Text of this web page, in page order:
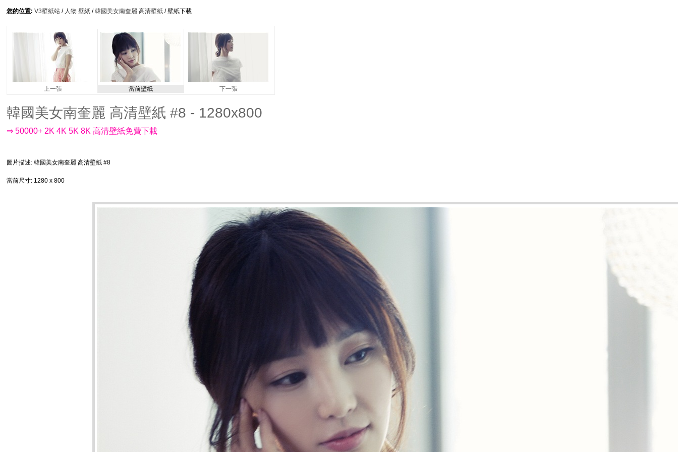
您的位置: V3壁紙站 / 人物 壁紙 /韓國美女南奎麗 高清壁紙 / 壁紙下載
上一張 當前壁紙 下一張
韓國美女南奎麗 高清壁紙 #8 - 1280x800
⇒ 50000+ 2K 4K 5K 8K 高清壁紙免費下載
圖片描述: 韓國美女南奎麗 高清壁紙 #8
當前尺寸: 1280 x 800